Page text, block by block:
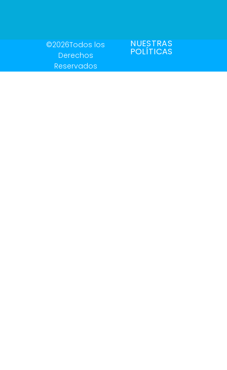
©2026Todos los
Derechos
Reservados
NUESTRAS
POLÍTICAS